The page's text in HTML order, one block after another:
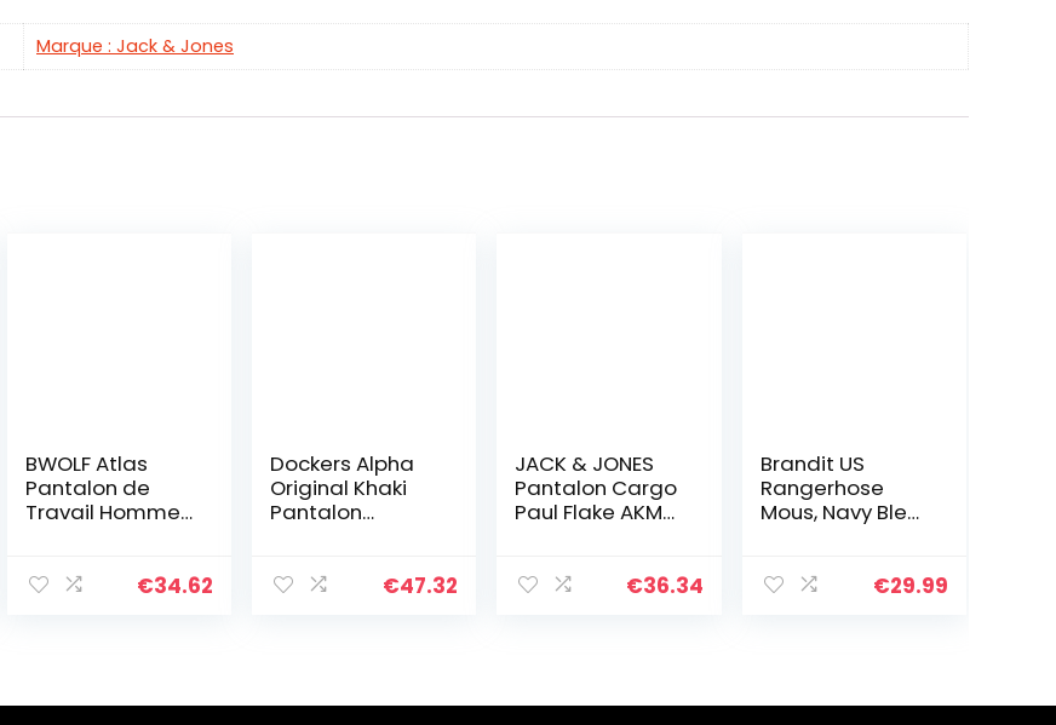
Marque : Jack & Jones
BWOLF Atlas
Pantalon de
Travail Homme
Classique avec
600D
€34.62
Dockers Alpha
Original Khaki
Pantalon
34W / 32L
€47.32
JACK & JONES
Pantalon Cargo
Paul Flake AKM
L32
€36.34
Brandit US
Rangerhose
Mous, Navy Bleu,
€29.99